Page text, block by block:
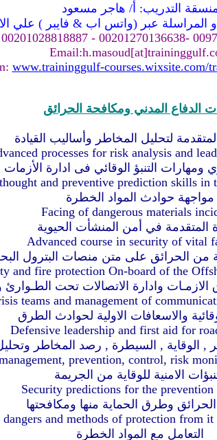
التدريب: أ/ هاجر مسعود
المراسلة عبر (واتس اب & فايبر ) علي
www.traininggulf-courses.wixsite.com/
الدفاع المدني ومكافحة الحرائق
لتحليل المخاطر وأساليب القيادة
processes for risk analysis and
ومهارات التنبؤ الوقائي فى ادارة الأزمات
and preventive prediction skills in
مواجهة حوادث المواد الخطرة
Facing of dangerous materials
المتقدمة في أمن المنشأت الحيوية
Advanced course in security of vital
من الحرائق على متن منصات البترول
and fire protection On-board of the
الازمـات وادارة الاتصالات تحت
teams and management of
والاسعافات الاولية لحوادث الطرق
Defensive leadership and first aid for
, الوقاية , السيطرة , رصد المخاطر
prevention, control, risk
الامنية للوقاية من الجريمة
Security predictions for the
وطرق الحماية منها ومكافحتها
and methods of protection from
التعامل مع المواد الخطرة